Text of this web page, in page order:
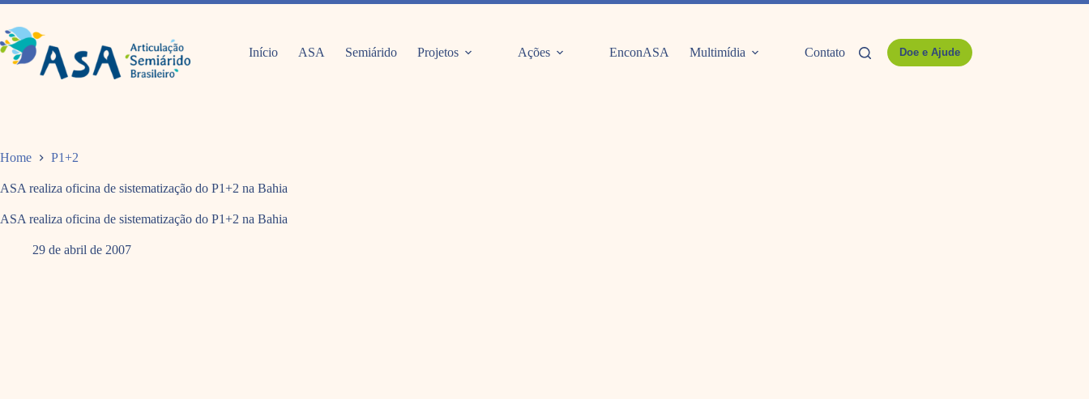
Pular
o
conteúdo
Início ASA Semiárido Projetos Ações EnconASA Multimídia Contato Doe e Ajude
Home P1+2
ASA realiza oficina de sistematização do P1+2 na Bahia
ASA realiza oficina de sistematização do P1+2 na Bahia
29 de abril de 2007